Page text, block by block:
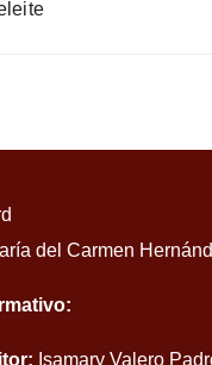
del Carmen
Isamary Valero